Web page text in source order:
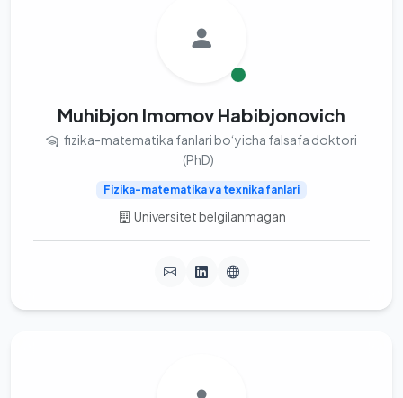
Muhibjon Imomov Habibjonovich
fizika-matematika fanlari bo‘yicha falsafa doktori
(PhD)
Fizika-matematika va texnika fanlari
Universitet belgilanmagan